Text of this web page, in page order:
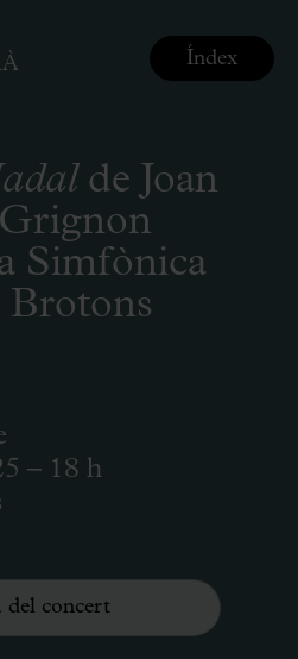
de Joan
Simfònica
Brotons
– 18 h
del concert
Índex